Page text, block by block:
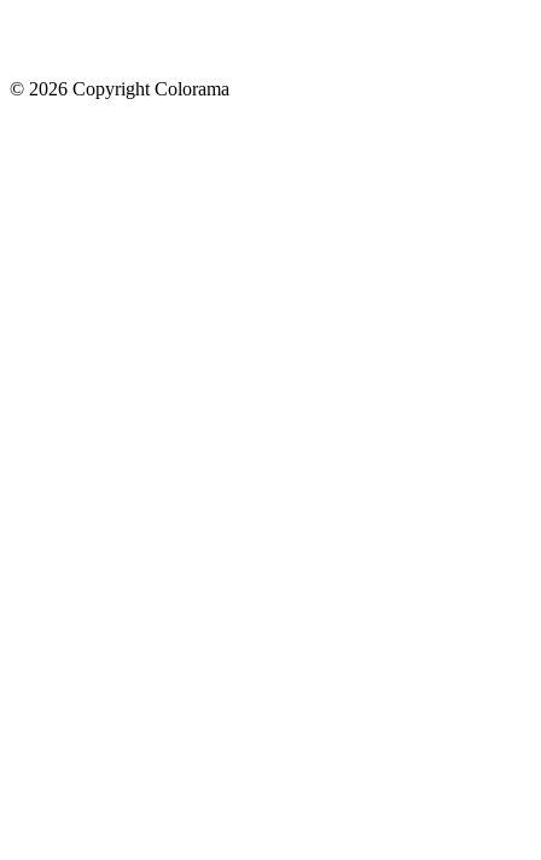
© 2026 Copyright Colorama